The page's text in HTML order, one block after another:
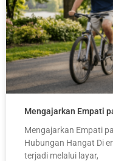
Mengajarkan Empati
Mengajarkan Empati
Hubungan Hangat Di
terjadi melalui layar,